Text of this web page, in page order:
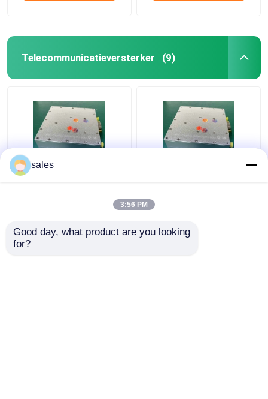
Telecommunicatieversterker (9)
De multiversterker LTE
Functietelecommunicatie
Beste prijs
De praktische
Bandmacht van 32W S,
Zenderversterker
Beste prijs
sales
3:56 PM
Good day, what product are you looking
for?